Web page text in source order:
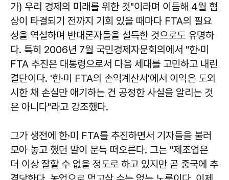
가) 우리 경제의 미래를 위한 것"이라며 이듬해 4월 협
상이 타결되기 전까지 기회 있을 때마다 FTA의 필요
성을 역설하며 반대론자들을 설득한 것으로도 유명하
다. 특히 2006년 7월 국민경제자문회의에서 "한·미
FTA 추진은 대통령으로서 다음 세대를 고민하고 내린
결단이다. '한·미 FTA의 손익계산서'에서 이익은 도외
시한 채 손실만 애기하는 건 공정한 사실을 알리는 것
은 아니다"라고 강조했다.
그가 생전에 한·미 FTA를 추진하면서 기자들을 불러
모아 놓고 했던 말이 문득 떠오른다. 그는 "제조업은
더 이상 잘할 수 없을 정도로 하고 있지만 곧 중국에 추